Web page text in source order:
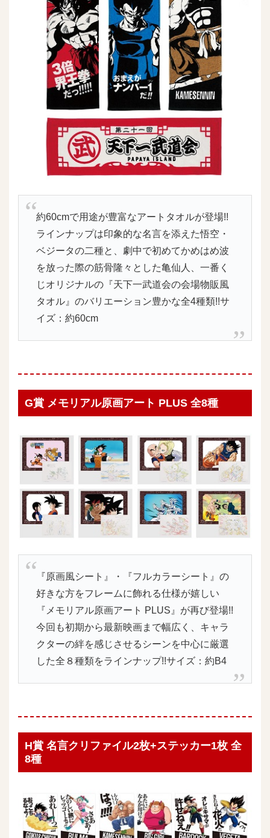
約60cmで用途が豊富なアートタオルが登場!!
ラインナップは印象的な名言を添えた悟空・
ベジータの二種と、劇中で初めてかめはめ波
を放った際の筋骨隆々とした亀仙人、一番く
じオリジナルの『天下一武道会の会場物販風
タオル』のバリエーション豊かな全4種類!!サ
イズ：約60cm
G賞 メモリアル原画アート PLUS 全8種
『原画風シート』・『フルカラーシート』の
好きな方をフレームに飾れる仕様が嬉しい
『メモリアル原画アート PLUS』が再び登場!!
今回も初期から最新映画まで幅広く、キャラ
クターの絆を感じさせるシーンを中心に厳選
した全８種類をラインナップ!!サイズ：約B4
H賞 名言クリファイル2枚+ステッカー1枚 全
8種